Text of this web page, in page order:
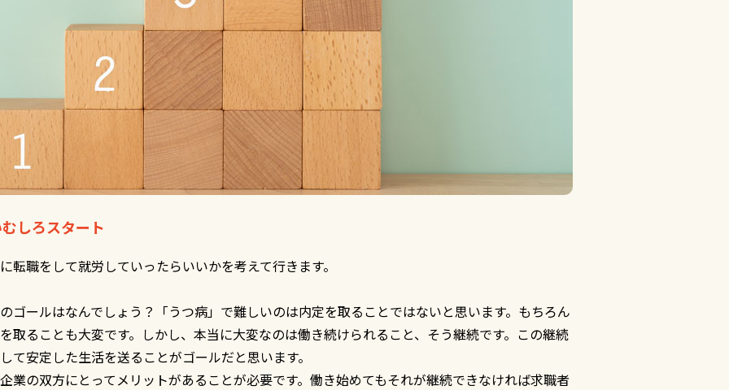
しろスタート
転職をして就労していったらいいかを考えて行きます。
ゴールはなんでしょう？「うつ病」で難しいのは内定を取ることではないと思います。もちろん
取ることも大変です。しかし、本当に大変なのは働き続けられること、そう継続です。この継続
て安定した生活を送ることがゴールだと思います。
業の双方にとってメリットがあることが必要です。働き始めてもそれが継続できなければ求職者